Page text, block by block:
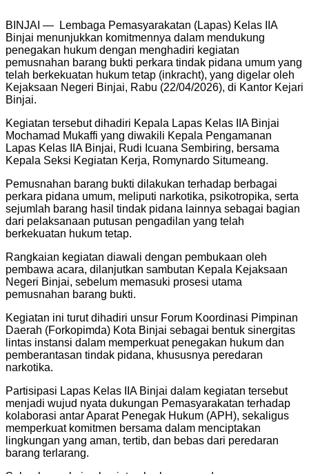
BINJAI — Lembaga Pemasyarakatan (Lapas) Kelas IIA
Binjai menunjukkan komitmennya dalam mendukung
penegakan hukum dengan menghadiri kegiatan
pemusnahan barang bukti perkara tindak pidana umum yang
telah berkekuatan hukum tetap (inkracht), yang digelar oleh
Kejaksaan Negeri Binjai, Rabu (22/04/2026), di Kantor Kejari
Binjai.
Kegiatan tersebut dihadiri Kepala Lapas Kelas IIA Binjai
Mochamad Mukaffi yang diwakili Kepala Pengamanan
Lapas Kelas IIA Binjai, Rudi Icuana Sembiring, bersama
Kepala Seksi Kegiatan Kerja, Romynardo Situmeang.
Pemusnahan barang bukti dilakukan terhadap berbagai
perkara pidana umum, meliputi narkotika, psikotropika, serta
sejumlah barang hasil tindak pidana lainnya sebagai bagian
dari pelaksanaan putusan pengadilan yang telah
berkekuatan hukum tetap.
Rangkaian kegiatan diawali dengan pembukaan oleh
pembawa acara, dilanjutkan sambutan Kepala Kejaksaan
Negeri Binjai, sebelum memasuki prosesi utama
pemusnahan barang bukti.
Kegiatan ini turut dihadiri unsur Forum Koordinasi Pimpinan
Daerah (Forkopimda) Kota Binjai sebagai bentuk sinergitas
lintas instansi dalam memperkuat penegakan hukum dan
pemberantasan tindak pidana, khususnya peredaran
narkotika.
Partisipasi Lapas Kelas IIA Binjai dalam kegiatan tersebut
menjadi wujud nyata dukungan Pemasyarakatan terhadap
kolaborasi antar Aparat Penegak Hukum (APH), sekaligus
memperkuat komitmen bersama dalam menciptakan
lingkungan yang aman, tertib, dan bebas dari peredaran
barang terlarang.